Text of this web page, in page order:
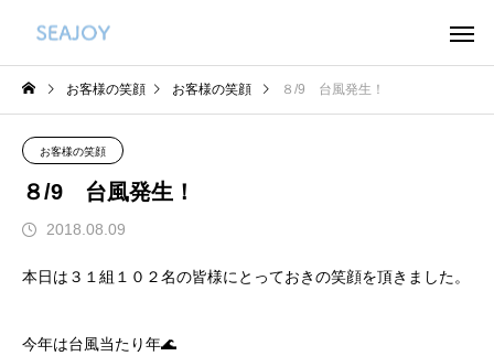
お客様の笑顔 お客様の笑顔 ８/9 台風発生！
お客様の笑顔
８/9 台風発生！
2018.08.09
本日は３１組１０２名の皆様にとっておきの笑顔を頂きました。
今年は台風当たり年🌊